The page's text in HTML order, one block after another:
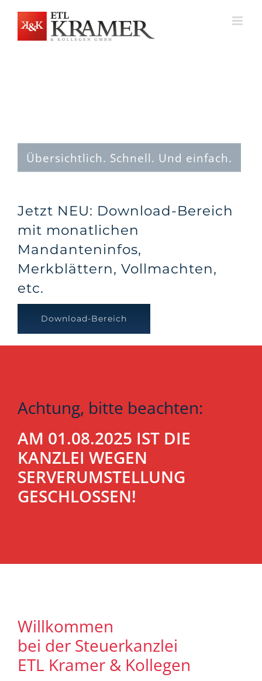
springen
Übersichtlich. Schnell. Und einfach.
Jetzt NEU: Download-Bereich
mit monatlichen
Mandanteninfos,
Merkblättern, Vollmachten,
etc.
Download-Bereich
Achtung, bitte beachten:
AM 01.08.2025 IST DIE
KANZLEI WEGEN
SERVERUMSTELLUNG
GESCHLOSSEN!
Willkommen
bei der Steuerkanzlei
ETL Kramer & Kollegen